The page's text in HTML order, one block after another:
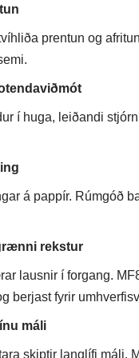
prentun og
í huga, leiðandi
á pappír. Rúmgóð
rekstur
lausnir í forgang.
berjast fyrir
máli
skiptir langlífi máli.